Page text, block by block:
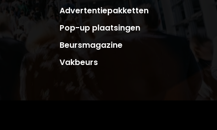
Advertentiepakketten
Pop-up plaatsingen
Beursmagazine
Vakbeurs